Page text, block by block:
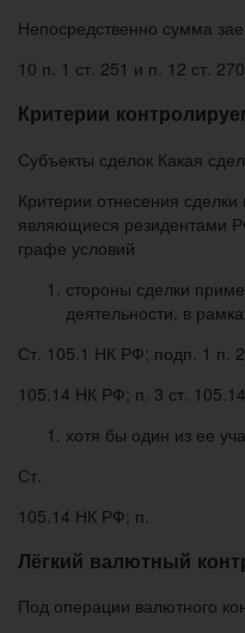
Непосредственно сумма
10 п. 1 ст. 251 и п. 12 ст.
Критерии
Субъекты сделок Какая
Критерии отнесения
являющиеся резидентами
графе условий
стороны сделки
деятельности, в
Ст. 105.1 НК РФ; подп. 1 п. 2
105.14 НК РФ; п. 3 ст.
хотя бы один из ее
Ст.
105.14 НК РФ; п.
Лёгкий валютный
Под операции валютного